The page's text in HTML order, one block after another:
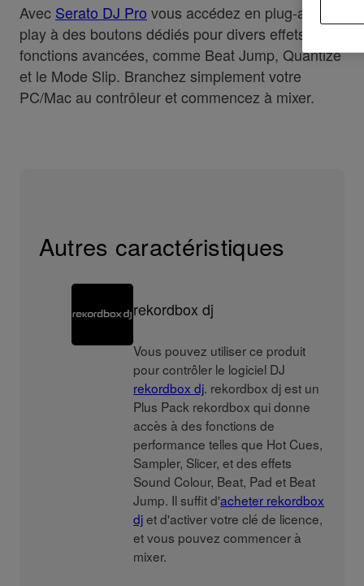
Avec Serato DJ Pro vous accédez en plug-and
play à des boutons dédiés pour divers effets et
fonctions avancées, comme Beat Jump, Quantize
et le Mode Slip. Branchez simplement votre
PC/Mac au contrôleur et commencez à mixer.
Autres caractéristiques
rekordbox dj
Vous pouvez utiliser ce produit
pour contrôler le logiciel DJ
rekordbox dj. rekordbox dj est un
Plus Pack rekordbox qui donne
accès à des fonctions de
performance telles que Hot Cues,
Sampler, Slicer, et des effets
Sound Colour, Beat, Pad et Beat
Jump. Il suffit d'acheter rekordbox
djet d'activer votre clé de licence,
et vous pouvez commencer à
mixer.